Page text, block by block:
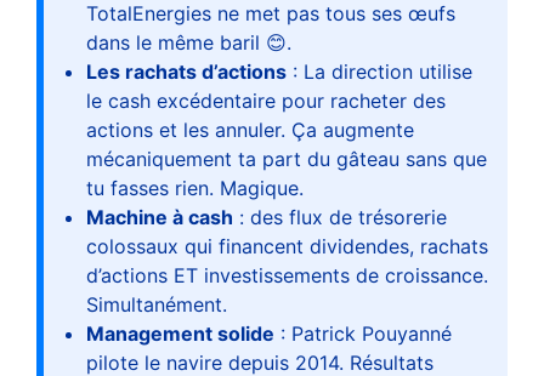
TotalEnergies ne met pas tous ses œufs
dans le même baril 😊.
Les rachats d’actions : La direction utilise
le cash excédentaire pour racheter des
actions et les annuler. Ça augmente
mécaniquement ta part du gâteau sans que
tu fasses rien. Magique.
Machine à cash : des flux de trésorerie
colossaux qui financent dividendes, rachats
d’actions ET investissements de croissance.
Simultanément.
Management solide : Patrick Pouyanné
pilote le navire depuis 2014. Résultats